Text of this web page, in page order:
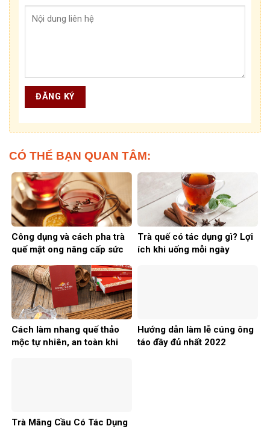
CÓ THỂ BẠN QUAN TÂM:
Công dụng và cách pha trà
quế mật ong nâng cấp sức
Trà quế có tác dụng gì? Lợi
ích khi uống mỗi ngày
Cách làm nhang quế thảo
mộc tự nhiên, an toàn khi
Hướng dẫn làm lễ cúng ông
táo đầy đủ nhất 2022
Trà Mãng Cầu Có Tác Dụng